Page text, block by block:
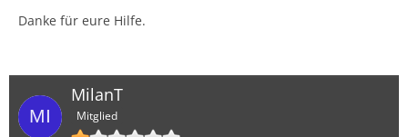
Danke für eure Hilfe.
MilanT
Mitglied